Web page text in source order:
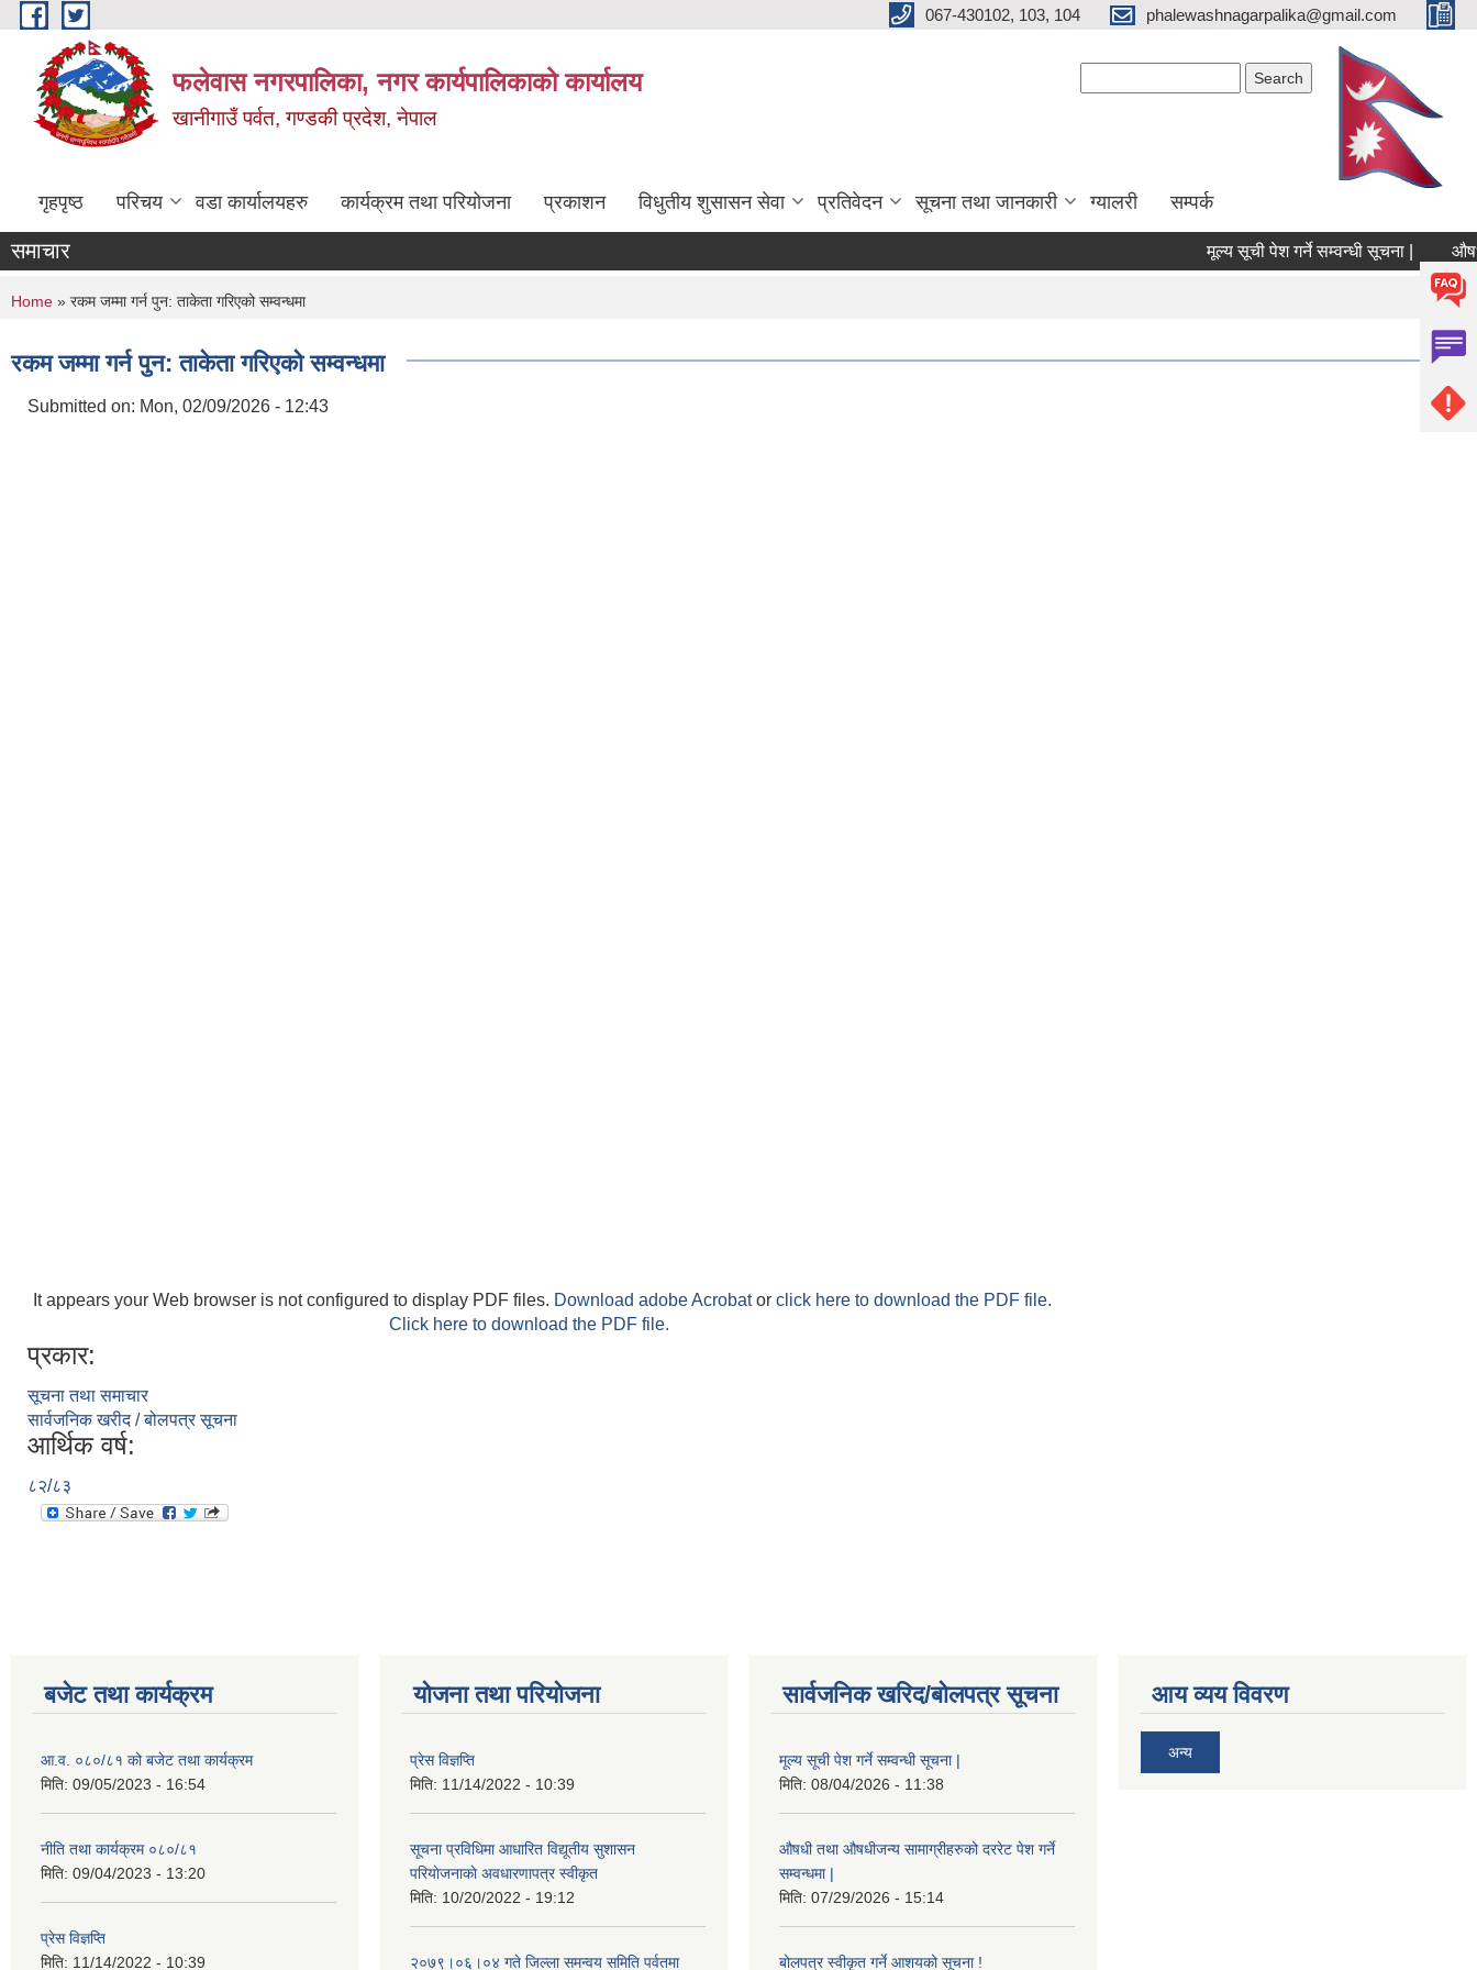
Skip to main content 067-430102, 103, 104 phalewashnagarpalika@gmail.com
फलेवास नगरपालिका, नगर कार्यपालिकाको कार्यालय
खानीगाउँ पर्वत, गण्डकी प्रदेश, नेपाल
गृहपृष्ठ परिचय वडा कार्यालयहरु कार्यक्रम तथा परियोजना प्रकाशन विधुतीय शुसासन सेवा प्रतिवेदन सूचना तथा जानकारी ग्यालरी सम्पर्क
समाचार मूल्य सूची पेश गर्ने सम्वन्धी सूचना | औषधी
You are here
Home » रकम जम्मा गर्न पुन: ताकेता गरिएको सम्वन्धमा
रकम जम्मा गर्न पुन: ताकेता गरिएको सम्वन्धमा
Submitted on: Mon, 02/09/2026 - 12:43
It appears your Web browser is not configured to display PDF files. Download adobe Acrobator click here to download the PDF file.
Click here to download the PDF file.
प्रकार:
सूचना तथा समाचार
सार्वजनिक खरीद / बोलपत्र सूचना
आर्थिक वर्ष:
८२/८३
बजेट तथा कार्यक्रम
आ.व. ०८०/८१ को बजेट तथा कार्यक्रम
मिति: 09/05/2023 - 16:54
नीति तथा कार्यक्रम ०८०/८१
मिति: 09/04/2023 - 13:20
प्रेस विज्ञप्ति
मिति: 11/14/2022 - 10:39
योजना तथा परियोजना
प्रेस विज्ञप्ति
मिति: 11/14/2022 - 10:39
सूचना प्रविधिमा आधारित विद्यूतीय सुशासन
परियाेजनाकाे अवधारणापत्र स्वीकृत
मिति: 10/20/2022 - 19:12
२०७९।०६।०४ गते जिल्ला समन्वय समिति पर्वतमा
सार्वजनिक खरिद/बोलपत्र सूचना
मूल्य सूची पेश गर्ने सम्वन्धी सूचना |
मिति: 08/04/2026 - 11:38
औषधी तथा औषधीजन्य सामाग्रीहरुको दररेट पेश गर्ने
सम्वन्धमा |
मिति: 07/29/2026 - 15:14
बोलपत्र स्वीकृत गर्ने आशयको सूचना !
आय व्यय विवरण
अन्य